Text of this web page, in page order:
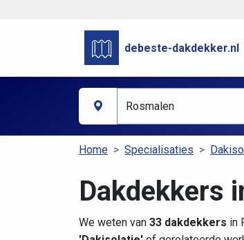
debeste-dakdekker.nl
Home Specialisaties
Dakdekkers
We weten van 33 dakdekkers in